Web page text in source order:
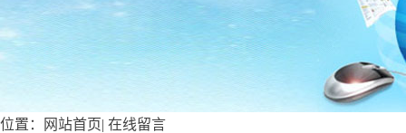
位置： 网站首页| 在线留言